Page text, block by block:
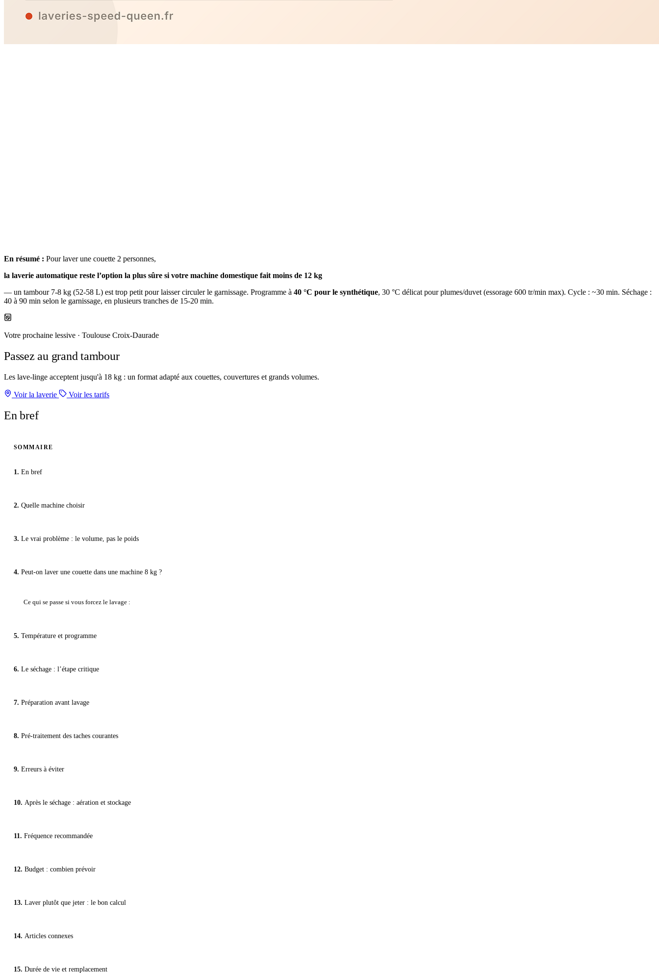
En résumé : Pour laver une couette 2 personnes,
la laverie automatique reste l’option la plus sûre si votre machine domestique fait moins de 12 kg
— un tambour 7-8 kg (52-58 L) est trop petit pour laisser circuler le garnissage. Programme à 40 °C pour le synthétique, 30 °C délicat pour plumes/duvet (essorage 600 tr/min max). Cycle : ~30 min. Séchage :
40 à 90 min selon le garnissage, en plusieurs tranches de 15-20 min.
Votre prochaine lessive · Toulouse Croix-Daurade
Passez au grand tambour
Les lave-linge acceptent jusqu'à 18 kg : un format adapté aux couettes, couvertures et grands volumes.
Voir la laverie Voir les tarifs
En bref
SOMMAIRE
En bref
Quelle machine choisir
Le vrai problème : le volume, pas le poids
Peut-on laver une couette dans une machine 8 kg ?
Ce qui se passe si vous forcez le lavage :
Température et programme
Le séchage : l’étape critique
Préparation avant lavage
Pré-traitement des taches courantes
Erreurs à éviter
Après le séchage : aération et stockage
Fréquence recommandée
Budget : combien prévoir
Laver plutôt que jeter : le bon calcul
Articles connexes
Durée de vie et remplacement